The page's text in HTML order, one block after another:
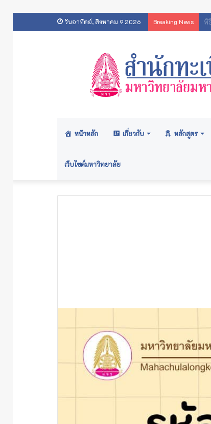
วันอาทิตย์, สิงหาคม 9 2026 Breaking News
หน้าหลัก เกี่ยวกับ หลักสูตร
เว็บไซต์มหาวิทยาลัย